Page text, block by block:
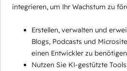
integrieren, um Ihr Wachstum zu
Erstellen, verwalten und
Blogs, Podcasts und
einen Entwickler zu
Nutzen Sie KI-gestützte